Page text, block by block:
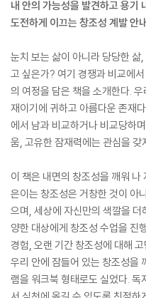
내 안의 가능성을 발견하고 용기
도전하게 이끄는 창조성 계발 안
눈치 보는 삶이 아니라 당당한 삶
고 싶은가? 여기 경쟁과 비교에
의 여정을 담은 책을 소개한다.
재이기에 귀하고 아름다운 존재
에서 남과 비교하거나 비교당하
움, 고유한 잠재력에는 관심을 갖
이 책은 내면의 창조성을 깨워
은이는 창조성은 거창한 것이 아
으며, 세상에 자신만의 색깔을
양한 대상에게 창조성 수업을 진
경험, 오랜 기간 창조성에 대해
우리 안에 잠들어 있는 창조성을
램을 워크북 형태로도 실었다.